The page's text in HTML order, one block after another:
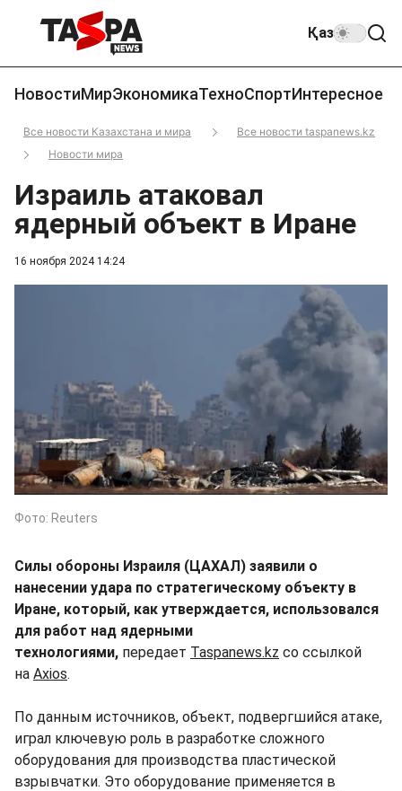
Қаз
НовостиМирЭкономикаТехноСпортИнтересное
Все новости Казахстана и мира
Все новости taspanews.kz
Новости мира
16 ноября 2024 14:24
Израиль атаковал
ядерный объект в Иране
Фото: Reuters
Силы обороны Израиля (ЦАХАЛ) заявили о
нанесении удара по стратегическому объекту в
Иране, который, как утверждается, использовался
для работ над ядерными
технологиями, передает Taspanews.kz со ссылкой
на Axios.
По данным источников, объект, подвергшийся атаке,
играл ключевую роль в разработке сложного
оборудования для производства пластической
взрывчатки. Это оборудование применяется в